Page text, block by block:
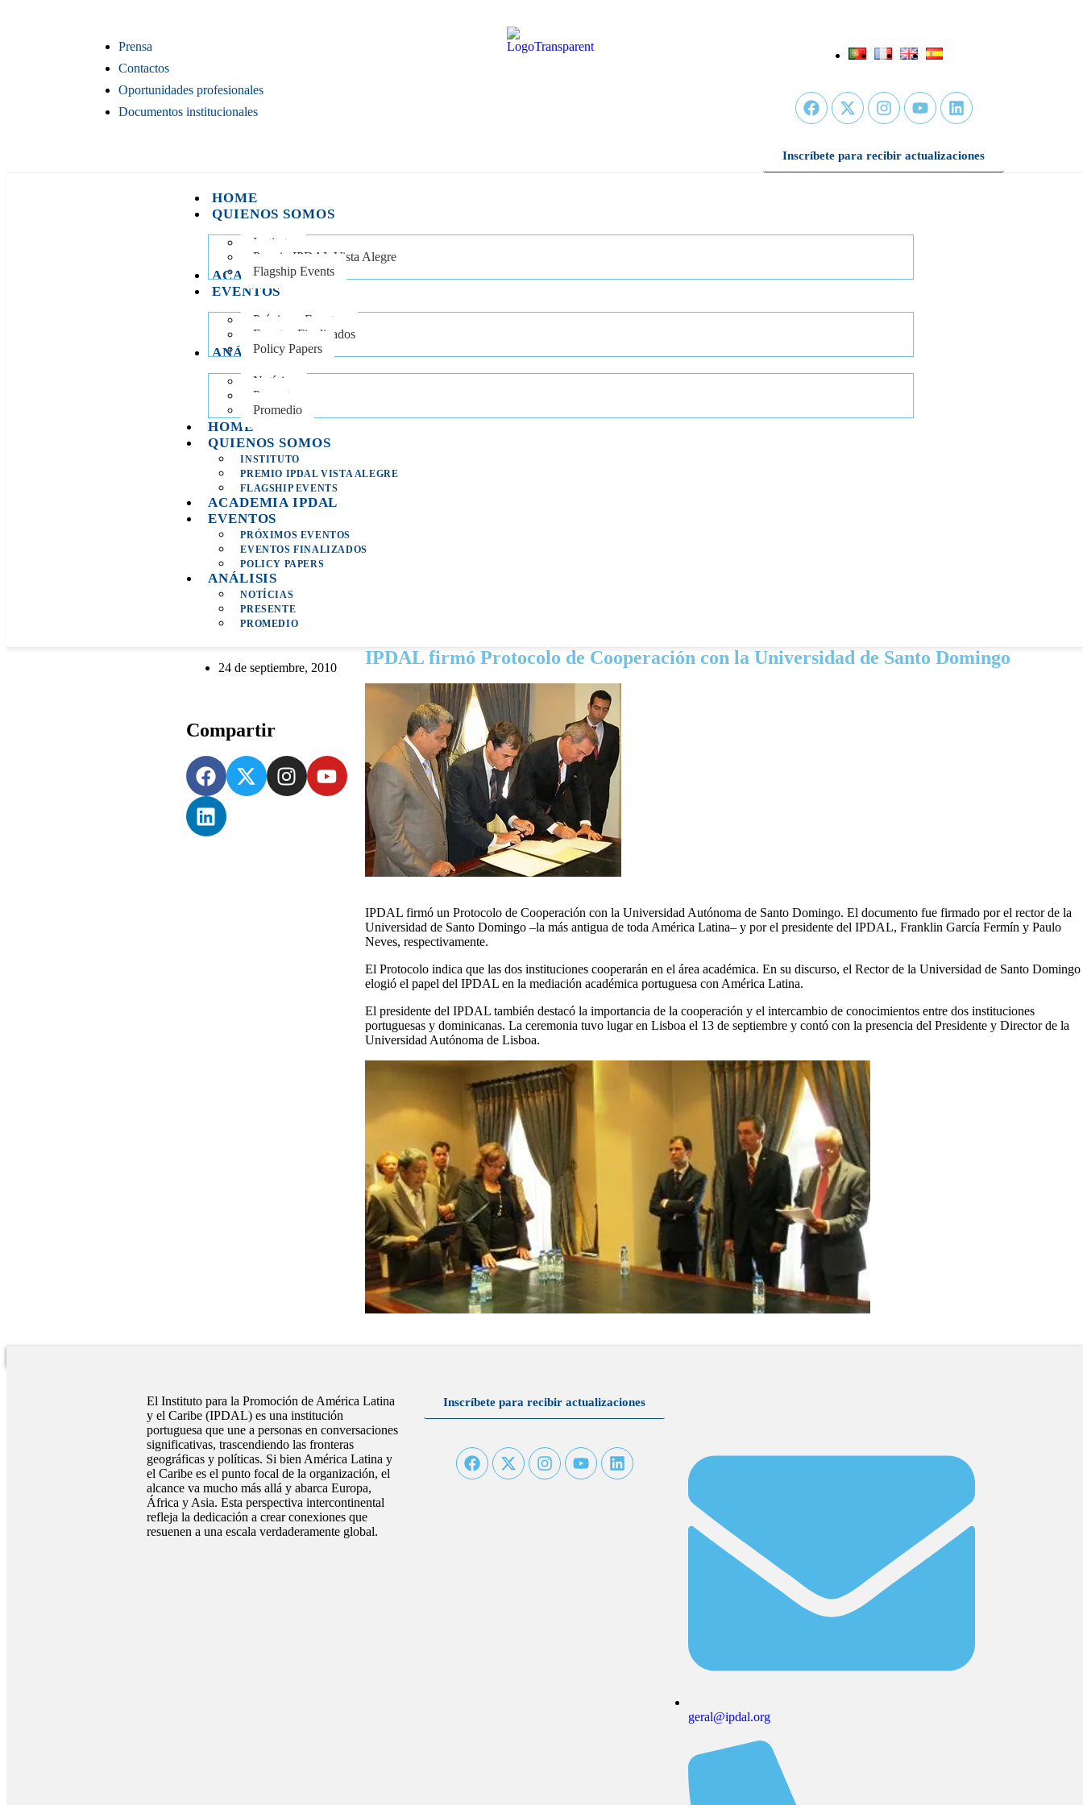
Prensa
Contactos
Oportunidades profesionales
Documentos institucionales
Inscríbete para recibir actualizaciones
HOME
QUIENOS SOMOS
Instituto
Premio IPDAL Vista Alegre
Flagship Events
ACADEMIA IPDAL
EVENTOS
Próximos Eventos
Eventos Finalizados
Policy Papers
ANÁLISIS
Notícias
Presente
Promedio
HOME
QUIENOS SOMOS
INSTITUTO
PREMIO IPDAL VISTA ALEGRE
FLAGSHIP EVENTS
ACADEMIA IPDAL
EVENTOS
PRÓXIMOS EVENTOS
EVENTOS FINALIZADOS
POLICY PAPERS
ANÁLISIS
NOTÍCIAS
PRESENTE
PROMEDIO
24 de septiembre, 2010
Compartir
IPDAL firmó Protocolo de Cooperación con la Universidad de Santo Domingo
IPDAL firmó un Protocolo de Cooperación con la Universidad Autónoma de Santo Domingo. El documento fue firmado por el rector de la
Universidad de Santo Domingo –la más antigua de toda América Latina– y por el presidente del IPDAL, Franklin García Fermín y Paulo
Neves, respectivamente.
El Protocolo indica que las dos instituciones cooperarán en el área académica. En su discurso, el Rector de la Universidad de Santo Domingo
elogió el papel del IPDAL en la mediación académica portuguesa con América Latina.
El presidente del IPDAL también destacó la importancia de la cooperación y el intercambio de conocimientos entre dos instituciones
portuguesas y dominicanas. La ceremonia tuvo lugar en Lisboa el 13 de septiembre y contó con la presencia del Presidente y Director de la
Universidad Autónoma de Lisboa.
El Instituto para la Promoción de América Latina
y el Caribe (IPDAL) es una institución
portuguesa que une a personas en conversaciones
significativas, trascendiendo las fronteras
geográficas y políticas. Si bien América Latina y
el Caribe es el punto focal de la organización, el
alcance va mucho más allá y abarca Europa,
África y Asia. Esta perspectiva intercontinental
refleja la dedicación a crear conexiones que
resuenen a una escala verdaderamente global.
Inscríbete para recibir actualizaciones
geral@ipdal.org